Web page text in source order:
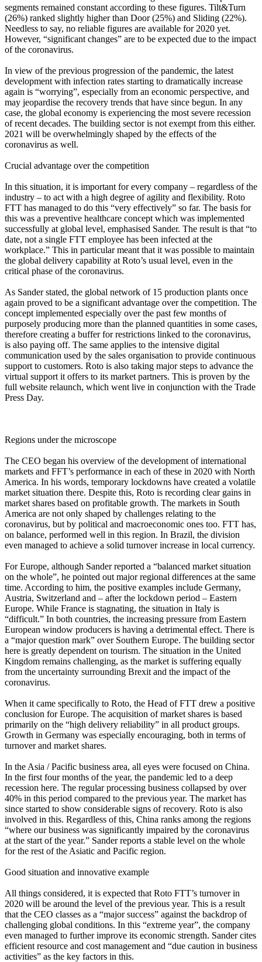
segments remained constant according to these figures. Tilt&Turn
(26%) ranked slightly higher than Door (25%) and Sliding (22%).
Needless to say, no reliable figures are available for 2020 yet.
However, “significant changes” are to be expected due to the impact
of the coronavirus.
In view of the previous progression of the pandemic, the latest
development with infection rates starting to dramatically increase
again is “worrying”, especially from an economic perspective, and
may jeopardise the recovery trends that have since begun. In any
case, the global economy is experiencing the most severe recession
of recent decades. The building sector is not exempt from this either.
2021 will be overwhelmingly shaped by the effects of the
coronavirus as well.
Crucial advantage over the competition
In this situation, it is important for every company – regardless of the
industry – to act with a high degree of agility and flexibility. Roto
FTT has managed to do this “very effectively” so far. The basis for
this was a preventive healthcare concept which was implemented
successfully at global level, emphasised Sander. The result is that “to
date, not a single FTT employee has been infected at the
workplace.” This in particular meant that it was possible to maintain
the global delivery capability at Roto’s usual level, even in the
critical phase of the coronavirus.
As Sander stated, the global network of 15 production plants once
again proved to be a significant advantage over the competition. The
concept implemented especially over the past few months of
purposely producing more than the planned quantities in some cases,
therefore creating a buffer for restrictions linked to the coronavirus,
is also paying off. The same applies to the intensive digital
communication used by the sales organisation to provide continuous
support to customers. Roto is also taking major steps to advance the
virtual support it offers to its market partners. This is proven by the
full website relaunch, which went live in conjunction with the Trade
Press Day.
Regions under the microscope
The CEO began his overview of the development of international
markets and FFT’s performance in each of these in 2020 with North
America. In his words, temporary lockdowns have created a volatile
market situation there. Despite this, Roto is recording clear gains in
market shares based on profitable growth. The markets in South
America are not only shaped by challenges relating to the
coronavirus, but by political and macroeconomic ones too. FTT has,
on balance, performed well in this region. In Brazil, the division
even managed to achieve a solid turnover increase in local currency.
For Europe, although Sander reported a “balanced market situation
on the whole”, he pointed out major regional differences at the same
time. According to him, the positive examples include Germany,
Austria, Switzerland and – after the lockdown period – Eastern
Europe. While France is stagnating, the situation in Italy is
“difficult.” In both countries, the increasing pressure from Eastern
European window producers is having a detrimental effect. There is
a “major question mark” over Southern Europe. The building sector
here is greatly dependent on tourism. The situation in the United
Kingdom remains challenging, as the market is suffering equally
from the uncertainty surrounding Brexit and the impact of the
coronavirus.
When it came specifically to Roto, the Head of FTT drew a positive
conclusion for Europe. The acquisition of market shares is based
primarily on the “high delivery reliability” in all product groups.
Growth in Germany was especially encouraging, both in terms of
turnover and market shares.
In the Asia / Pacific business area, all eyes were focused on China.
In the first four months of the year, the pandemic led to a deep
recession here. The regular processing business collapsed by over
40% in this period compared to the previous year. The market has
since started to show considerable signs of recovery. Roto is also
involved in this. Regardless of this, China ranks among the regions
“where our business was significantly impaired by the coronavirus
at the start of the year.” Sander reports a stable level on the whole
for the rest of the Asiatic and Pacific region.
Good situation and innovative example
All things considered, it is expected that Roto FTT’s turnover in
2020 will be around the level of the previous year. This is a result
that the CEO classes as a “major success” against the backdrop of
challenging global conditions. In this “extreme year”, the company
even managed to further improve its economic strength. Sander cites
efficient resource and cost management and “due caution in business
activities” as the key factors in this.